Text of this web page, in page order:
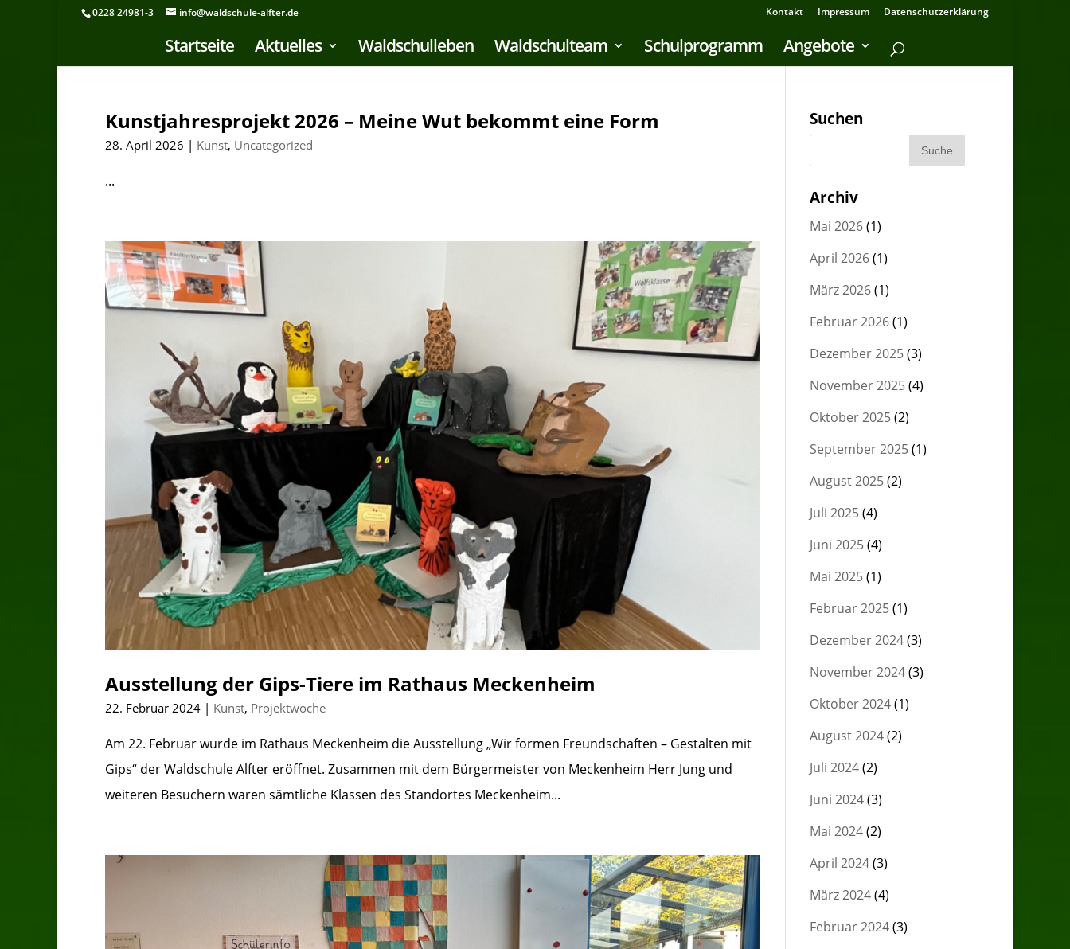
0228 24981-3 info@waldschule-alfter.de Kontakt Impressum Datenschutzerklärung
Startseite Aktuelles Waldschulleben Waldschulteam Schulprogramm Angebote
Kunstjahresprojekt 2026 – Meine Wut bekommt eine Form
28. April 2026 | Kunst, Uncategorized
...
Ausstellung der Gips-Tiere im Rathaus Meckenheim
22. Februar 2024 | Kunst, Projektwoche
Am 22. Februar wurde im Rathaus Meckenheim die Ausstellung „Wir formen Freundschaften – Gestalten mit
Gips“ der Waldschule Alfter eröffnet. Zusammen mit dem Bürgermeister von Meckenheim Herr Jung und
weiteren Besuchern waren sämtliche Klassen des Standortes Meckenheim...
Suchen
Archiv
Mai 2026(1)
April 2026(1)
März 2026(1)
Februar 2026(1)
Dezember 2025(3)
November 2025(4)
Oktober 2025(2)
September 2025(1)
August 2025(2)
Juli 2025(4)
Juni 2025(4)
Mai 2025(1)
Februar 2025(1)
Dezember 2024(3)
November 2024(3)
Oktober 2024(1)
August 2024(2)
Juli 2024(2)
Juni 2024(3)
Mai 2024(2)
April 2024(3)
März 2024(4)
Februar 2024(3)